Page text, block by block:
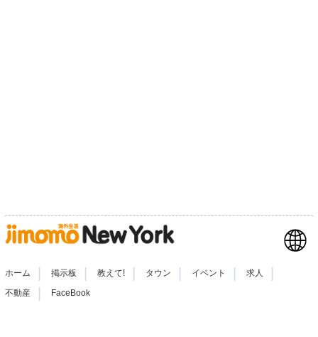
ホーム 掲示板 教えて! タウン イベント 求人
不動産 | FaceBook